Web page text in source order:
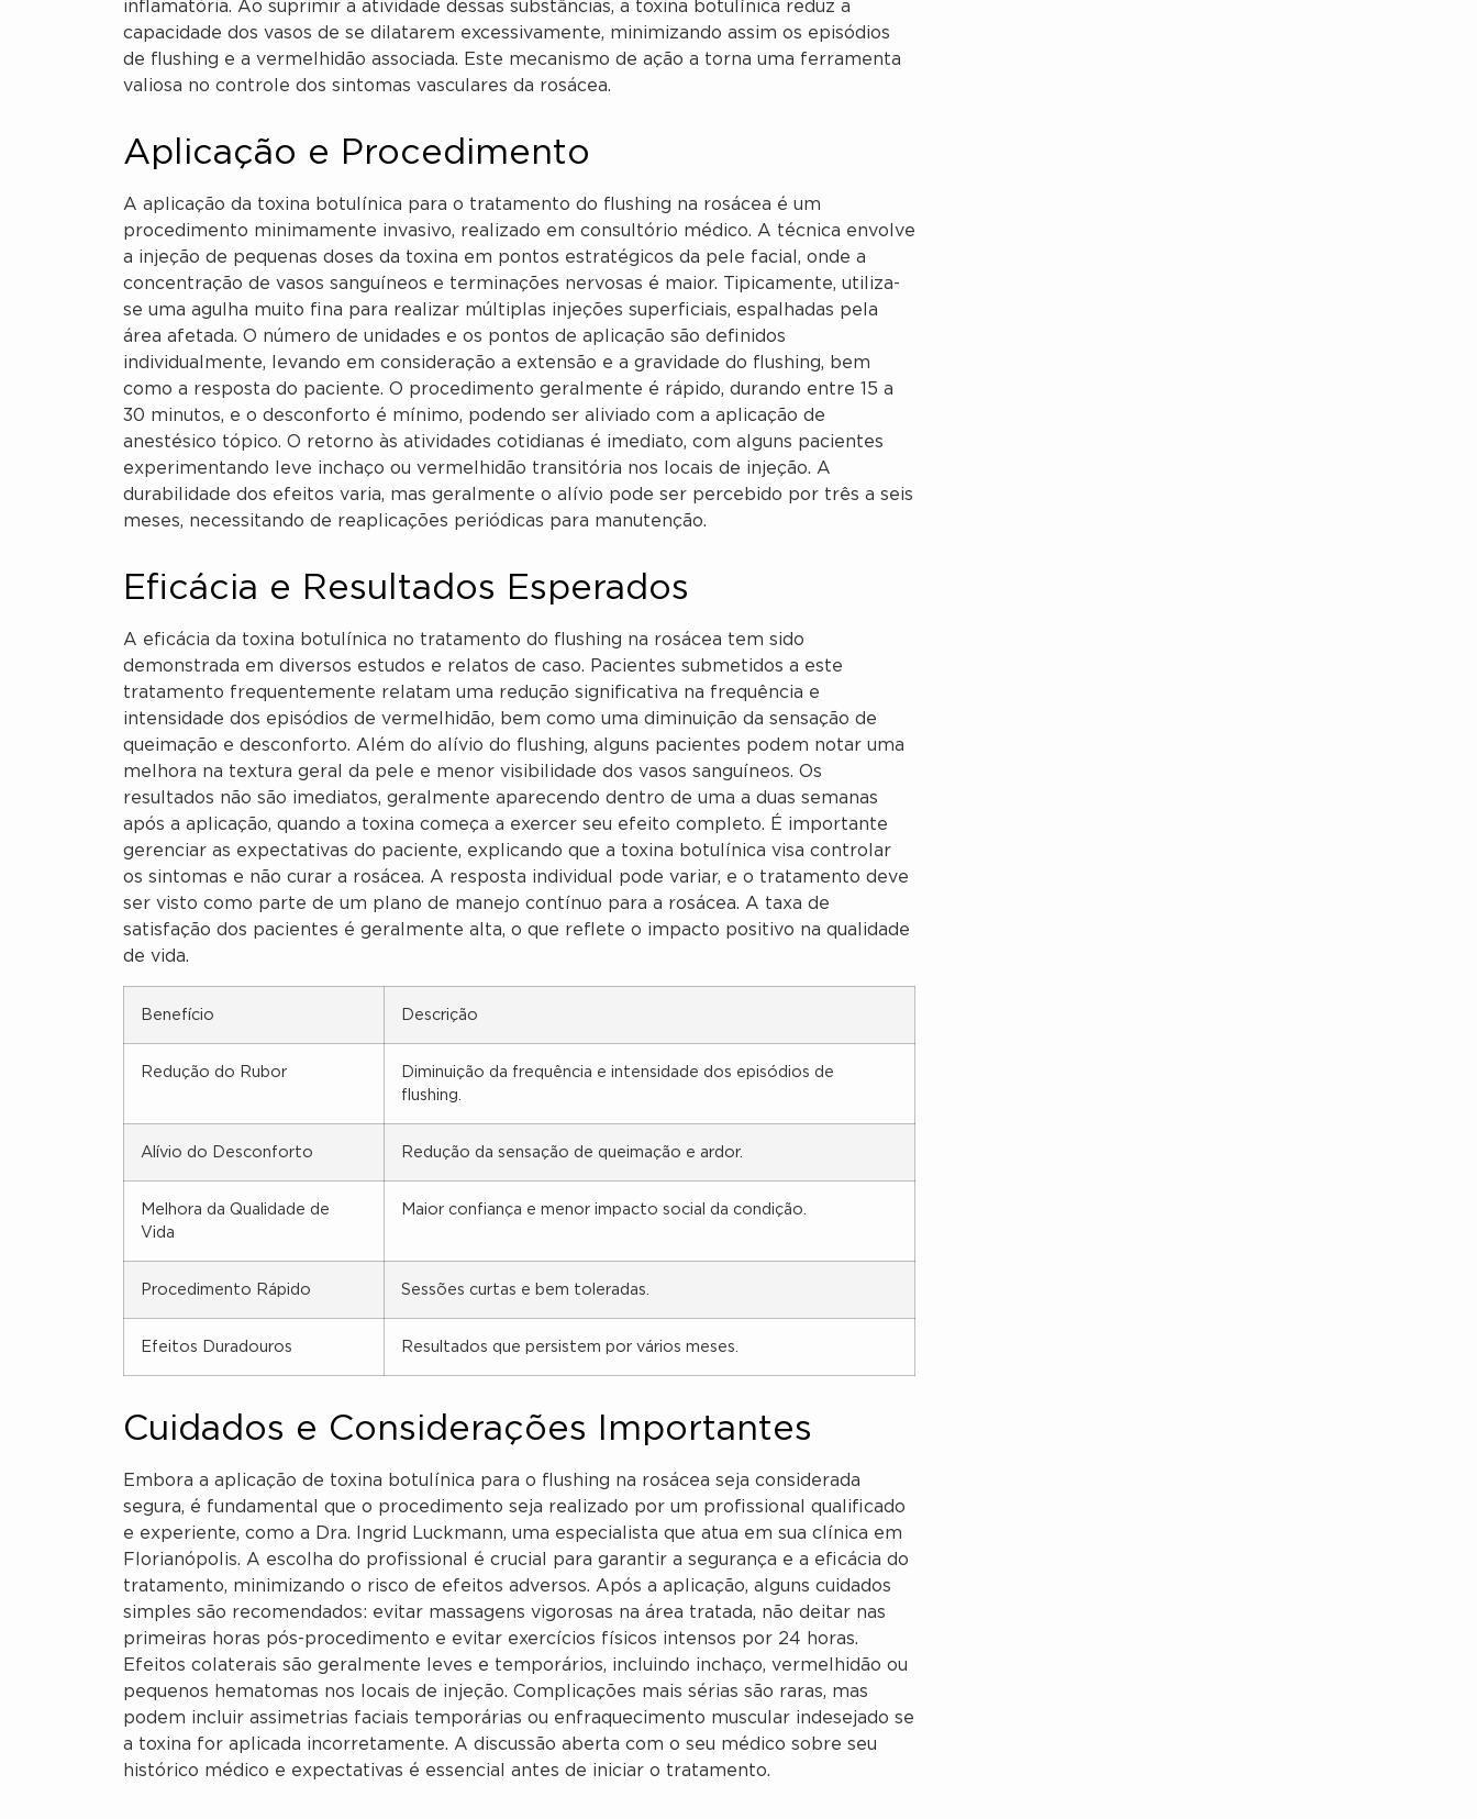
inflamatória. Ao suprimir a atividade dessas substâncias, a toxina botulínica reduz a
capacidade dos vasos de se dilatarem excessivamente, minimizando assim os episódios
de flushing e a vermelhidão associada. Este mecanismo de ação a torna uma ferramenta
valiosa no controle dos sintomas vasculares da rosácea.
Aplicação e Procedimento
A aplicação da toxina botulínica para o tratamento do flushing na rosácea é um
procedimento minimamente invasivo, realizado em consultório médico. A técnica envolve
a injeção de pequenas doses da toxina em pontos estratégicos da pele facial, onde a
concentração de vasos sanguíneos e terminações nervosas é maior. Tipicamente, utiliza-
se uma agulha muito fina para realizar múltiplas injeções superficiais, espalhadas pela
área afetada. O número de unidades e os pontos de aplicação são definidos
individualmente, levando em consideração a extensão e a gravidade do flushing, bem
como a resposta do paciente. O procedimento geralmente é rápido, durando entre 15 a
30 minutos, e o desconforto é mínimo, podendo ser aliviado com a aplicação de
anestésico tópico. O retorno às atividades cotidianas é imediato, com alguns pacientes
experimentando leve inchaço ou vermelhidão transitória nos locais de injeção. A
durabilidade dos efeitos varia, mas geralmente o alívio pode ser percebido por três a seis
meses, necessitando de reaplicações periódicas para manutenção.
Eficácia e Resultados Esperados
A eficácia da toxina botulínica no tratamento do flushing na rosácea tem sido
demonstrada em diversos estudos e relatos de caso. Pacientes submetidos a este
tratamento frequentemente relatam uma redução significativa na frequência e
intensidade dos episódios de vermelhidão, bem como uma diminuição da sensação de
queimação e desconforto. Além do alívio do flushing, alguns pacientes podem notar uma
melhora na textura geral da pele e menor visibilidade dos vasos sanguíneos. Os
resultados não são imediatos, geralmente aparecendo dentro de uma a duas semanas
após a aplicação, quando a toxina começa a exercer seu efeito completo. É importante
gerenciar as expectativas do paciente, explicando que a toxina botulínica visa controlar
os sintomas e não curar a rosácea. A resposta individual pode variar, e o tratamento deve
ser visto como parte de um plano de manejo contínuo para a rosácea. A taxa de
satisfação dos pacientes é geralmente alta, o que reflete o impacto positivo na qualidade
de vida.
Benefício Descrição
Redução do Rubor
Diminuição da frequência e intensidade dos episódios de
flushing.
Alívio do Desconforto Redução da sensação de queimação e ardor.
Melhora da Qualidade de
Vida
Maior confiança e menor impacto social da condição.
Procedimento Rápido Sessões curtas e bem toleradas.
Efeitos Duradouros Resultados que persistem por vários meses.
Cuidados e Considerações Importantes
Embora a aplicação de toxina botulínica para o flushing na rosácea seja considerada
segura, é fundamental que o procedimento seja realizado por um profissional qualificado
e experiente, como a Dra. Ingrid Luckmann, uma especialista que atua em sua clínica em
Florianópolis. A escolha do profissional é crucial para garantir a segurança e a eficácia do
tratamento, minimizando o risco de efeitos adversos. Após a aplicação, alguns cuidados
simples são recomendados: evitar massagens vigorosas na área tratada, não deitar nas
primeiras horas pós-procedimento e evitar exercícios físicos intensos por 24 horas.
Efeitos colaterais são geralmente leves e temporários, incluindo inchaço, vermelhidão ou
pequenos hematomas nos locais de injeção. Complicações mais sérias são raras, mas
podem incluir assimetrias faciais temporárias ou enfraquecimento muscular indesejado se
a toxina for aplicada incorretamente. A discussão aberta com o seu médico sobre seu
histórico médico e expectativas é essencial antes de iniciar o tratamento.